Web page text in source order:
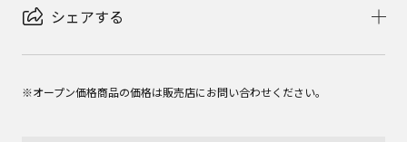
シェアする
※オープン価格商品の価格は販売店にお問い合わせください。